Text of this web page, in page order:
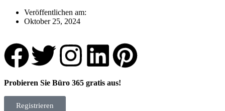
Veröffentlichen am:
Oktober 25, 2024
Probieren Sie Büro 365 gratis aus!
Registrieren